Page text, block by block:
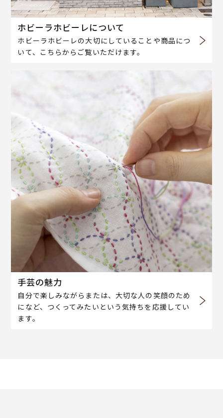
ホビーラホビーレについて
ホビーラホビーレの大切にしていることや商品につ
いて、こちらからご覧いただけます。
手芸の魅力
自分で楽しみながらまたは、大切な人の笑顔のため
になど、つくってみたいという気持ちを応援してい
ます。